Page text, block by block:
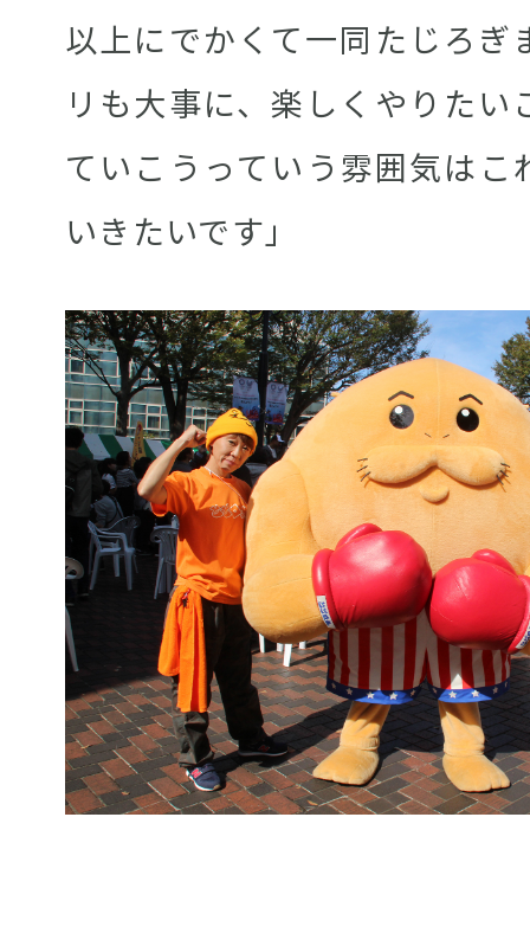
以上にでかくて一同たじろぎ
リも大事に、楽しくやりた
ていこうっていう雰囲気はこ
いきたいです」